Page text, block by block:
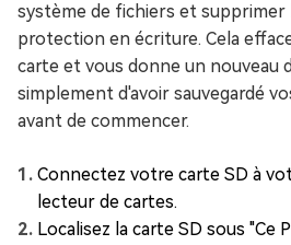
système de fichiers et supprimer
protection en écriture. Cela
carte et vous donne un nouveau
simplement d'avoir sauvegardé
avant de commencer.
Connectez votre carte SD à
lecteur de cartes.
Localisez la carte SD sous "Ce